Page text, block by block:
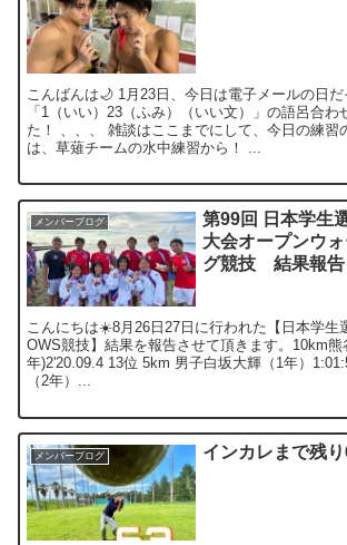
こんばんは🌙 1月23日、今日は電子メールの日
「1（いい）23（ふみ）（いい文）」の語呂合わ
た！ 、、、 雑談はここまでにして、今日の練習
は、草薙チームの水中練習から！ ...
メンバーブログ
第99回 日本学生
大会オープンウ
グ競技 結果報告
こんにちは☀️8月26日27日に行われた【日本学生
OWS競技】結果を報告させて頂きます。10km熊
年)2'20.09.4 13位 5km 男子白坂大輝（1年）
（2年）...
メンバーブログ インカレまで残り